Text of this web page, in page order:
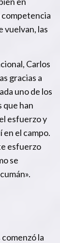
vuelvan, las
Carlos
gracias a
uno de los
que han
esfuerzo y
en el campo.
esfuerzo
se
la